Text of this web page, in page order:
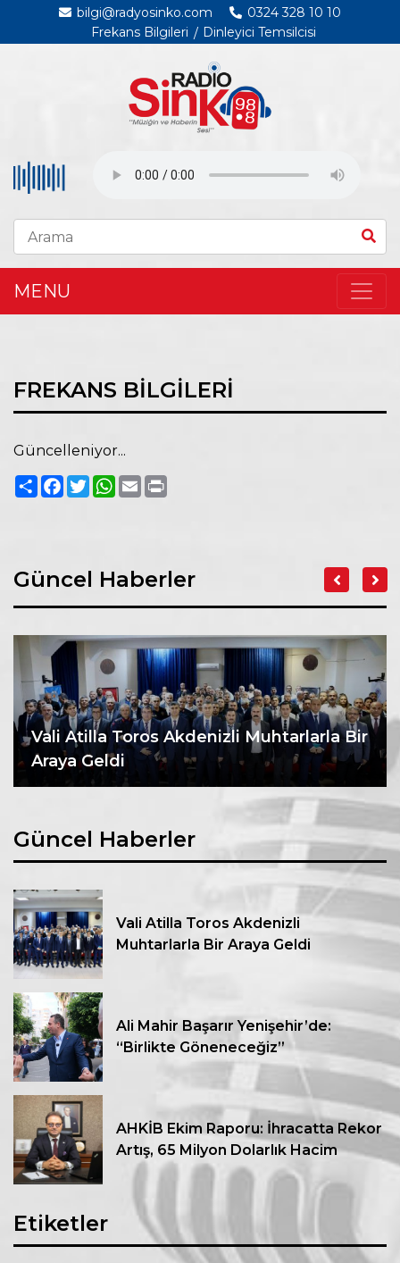
bilgi@radyosinko.com
0324 328 10 10
Frekans Bilgileri
Dinleyici Temsilcisi
MENU
FREKANS BİLGİLERİ
Güncelleniyor...
PaylaşFacebook
TwitterWhatsApp
Email
Güncel Haberler
Vali Atilla Toros Akdenizli Muhtarlarla Bir
Araya Geldi
Güncel Haberler
Vali Atilla Toros Akdenizli
Muhtarlarla Bir Araya Geldi
Ali Mahir Başarır Yenişehir’de:
“Birlikte Göneneceğiz”
AHKİB Ekim Raporu: İhracatta Rekor
Artış, 65 Milyon Dolarlık Hacim
Etiketler